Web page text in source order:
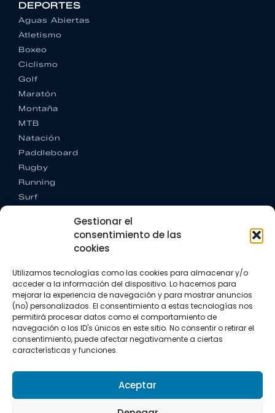
Gestionar el
consentimiento de las
cookies
Utilizamos tecnologías como las cookies para almacenar y/o
acceder a la información del dispositivo. Lo hacemos para
mejorar la experiencia de navegación y para mostrar anuncios
(no) personalizados. El consentimiento a estas tecnologías nos
permitirá procesar datos como el comportamiento de
navegación o los ID's únicos en este sitio. No consentir o retirar el
consentimiento, puede afectar negativamente a ciertas
características y funciones.
Aceptar
DEPORTES
Aguas Abiertas
Atletismo
Boxeo
Ciclismo
Golf
Maratón
Montaña
MTB
Natación
Paddleboard
Rugby
Running
Surf
CONTACTO
+34 662 342 177
info@vkssport.com
SÍGUENOS
Política de privacidad
Política de cookies